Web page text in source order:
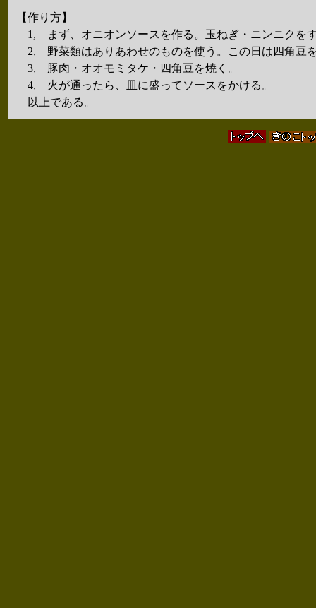
【作り方】
1, まず、オニオンソースを作る。玉ねぎ・ニンニクを
2, 野菜類はありあわせのものを使う。この日は四角豆
3, 豚肉・オオモミタケ・四角豆を焼く。
4, 火が通ったら、皿に盛ってソースをかける。
以上である。